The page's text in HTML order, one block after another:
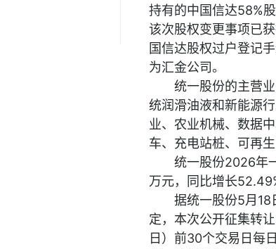
持有的中国信达58%
该次股权变更事项已
国信达股权过户登记
为汇金公司。
统一股份的主营
统润滑油液和新能源
业、农业机械、数据
车、充电站桩、可再
统一股份2026年
万元，同比增长
据统一股份5月18
定，本次公开征集转
日）前30个交易日每